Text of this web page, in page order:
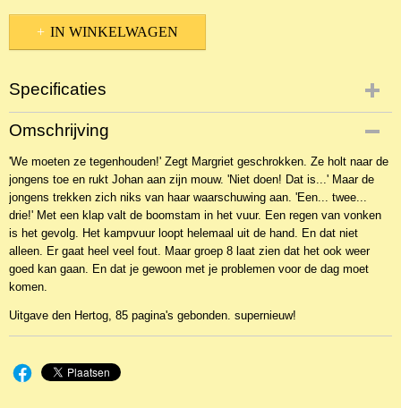
IN WINKELWAGEN
Specificaties
Productcode
NBKJ-690
EAN code
9789033116346
Omschrijving
'We moeten ze tegenhouden!' Zegt Margriet geschrokken. Ze holt naar de
jongens toe en rukt Johan aan zijn mouw. 'Niet doen! Dat is...' Maar de
jongens trekken zich niks van haar waarschuwing aan. 'Een... twee...
drie!' Met een klap valt de boomstam in het vuur. Een regen van vonken
is het gevolg. Het kampvuur loopt helemaal uit de hand. En dat niet
alleen. Er gaat heel veel fout. Maar groep 8 laat zien dat het ook weer
goed kan gaan. En dat je gewoon met je problemen voor de dag moet
komen.
Uitgave den Hertog, 85 pagina's gebonden. supernieuw!